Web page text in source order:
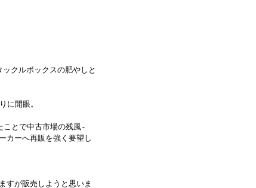
クルボックスの肥やしと
に開眼。
ことで中古市場の残風-
カーへ再販を強く要望し
すが販売しようと思いま